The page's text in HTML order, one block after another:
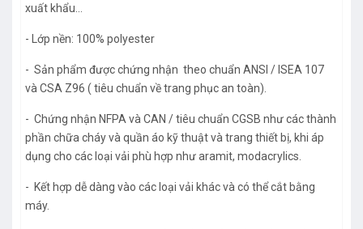
xuất khẩu…
- Lớp nền: 100% polyester
- Sản phẩm được chứng nhận theo chuẩn ANSI / ISEA 107
và CSA Z96 ( tiêu chuẩn về trang phục an toàn).
- Chứng nhận NFPA và CAN / tiêu chuẩn CGSB như các thành
phần chữa cháy và quần áo kỹ thuật và trang thiết bị, khi áp
dụng cho các loại vải phù hợp như aramit, modacrylics.
- Kết hợp dễ dàng vào các loại vải khác và có thể cắt bằng
máy.